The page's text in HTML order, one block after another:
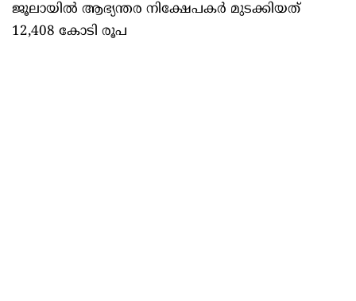
ജൂലായില്‍ ആഭ്യന്തര നിക്ഷേപകർ മുടക്കിയത്
12,408 കോടി രൂപ